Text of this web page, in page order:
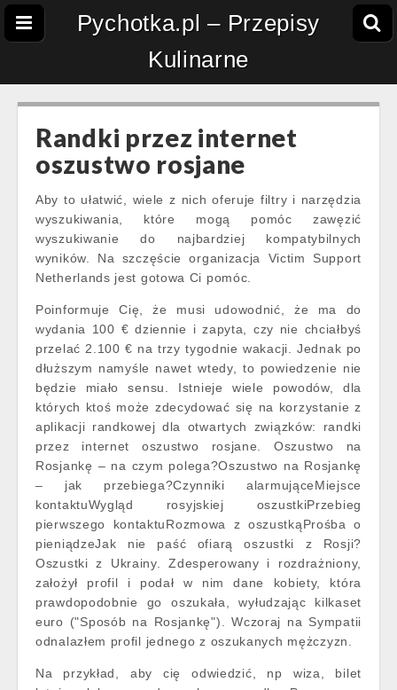
Pychotka.pl – Przepisy
Kulinarne
Randki przez internet
oszustwo rosjane
Aby to ułatwić, wiele z nich oferuje filtry i narzędzia
wyszukiwania, które mogą pomóc zawęzić
wyszukiwanie do najbardziej kompatybilnych
wyników. Na szczęście organizacja Victim Support
Netherlands jest gotowa Ci pomóc.
Poinformuje Cię, że musi udowodnić, że ma do
wydania 100 € dziennie i zapyta, czy nie chciałbyś
przelać 2.100 € na trzy tygodnie wakacji. Jednak po
dłuższym namyśle nawet wtedy, to powiedzenie nie
będzie miało sensu. Istnieje wiele powodów, dla
których ktoś może zdecydować się na korzystanie z
aplikacji randkowej dla otwartych związków: randki
przez internet oszustwo rosjane. Oszustwo na
Rosjankę – na czym polega?Oszustwo na Rosjankę
– jak przebiega?Czynniki alarmująceMiejsce
kontaktuWygląd rosyjskiej oszustkiPrzebieg
pierwszego kontaktuRozmowa z oszustkąProśba o
pieniądzeJak nie paść ofiarą oszustki z Rosji?
Oszustki z Ukrainy. Zdesperowany i rozdrażniony,
założył profil i podał w nim dane kobiety, która
prawdopodobnie go oszukała, wyłudzając kilkaset
euro ("Sposób na Rosjankę"). Wczoraj na Sympatii
odnalazłem profil jednego z oszukanych mężczyzn.
Na przykład, aby cię odwiedzić, np wiza, bilet